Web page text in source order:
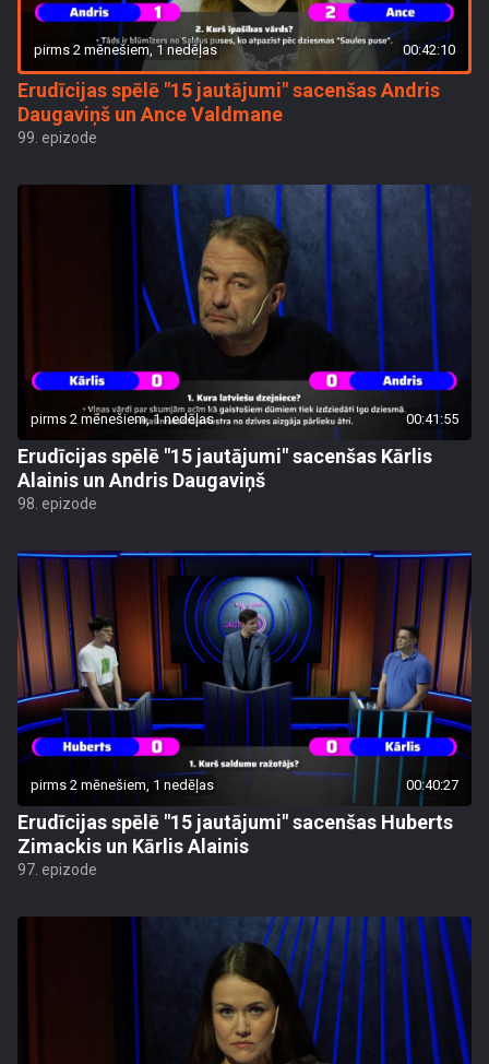
pirms 2 mēnešiem, 1 nedēļas 00:42:10
Erudīcijas spēlē "15 jautājumi" sacenšas Andris
Daugaviņš un Ance Valdmane
99. epizode
pirms 2 mēnešiem, 1 nedēļas 00:41:55
Erudīcijas spēlē "15 jautājumi" sacenšas Kārlis
Alainis un Andris Daugaviņš
98. epizode
pirms 2 mēnešiem, 1 nedēļas 00:40:27
Erudīcijas spēlē "15 jautājumi" sacenšas Huberts
Zimackis un Kārlis Alainis
97. epizode